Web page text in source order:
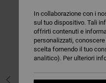
In collaborazione con i
sul tuo dispositivo. Tali
offrirti contenuti e
personalizzati,
scelta fornendo il tuo
analitico). Per ulteriori